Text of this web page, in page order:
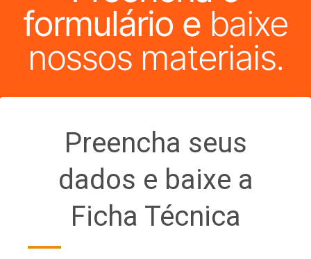
formulário e baixe
nossos materiais.
Preencha seus
dados e baixe a
Ficha Técnica